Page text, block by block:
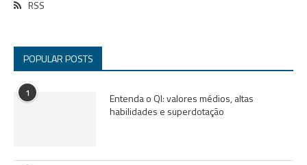
RSS
POPULAR POSTS
1
Entenda o QI: valores médios, altas
habilidades e superdotação